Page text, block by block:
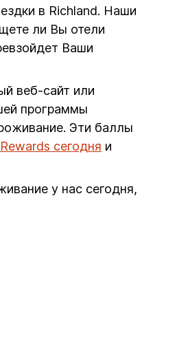
в Richland. Наши
ли Вы отели
Ваши
веб-сайт или
программы
Эти баллы
сегодня и
у нас сегодня,